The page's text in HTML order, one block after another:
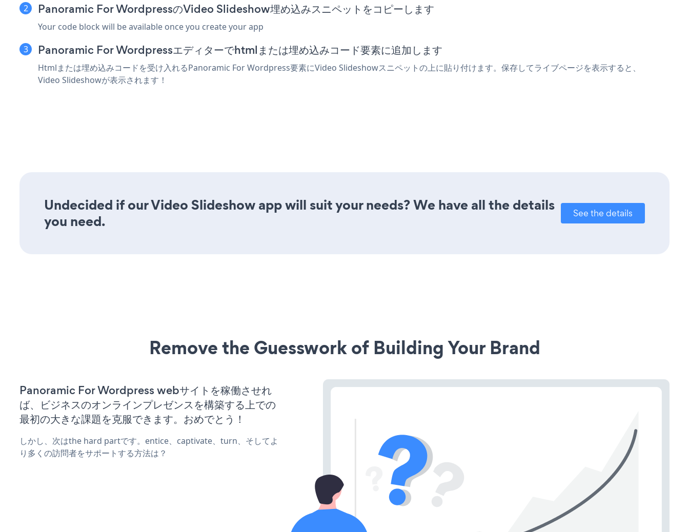
Panoramic For WordpressのVideo Slideshow埋め込みスニペットをコピーします
Your code block will be available once you create your app
Panoramic For Wordpressエディターでhtmlまたは埋め込みコード要素に追加します
Htmlまたは埋め込みコードを受け入れるPanoramic For Wordpress要素にVideo Slideshowスニペットの上に貼り付けます。保存してライブページを表示すると、
Video Slideshowが表示されます！
Undecided if our Video Slideshow app will suit your needs? We have all the details
you need.
See the details
Remove the Guesswork of Building Your Brand
Panoramic For Wordpress webサイトを稼働させれ
ば、ビジネスのオンラインプレゼンスを構築する上での
最初の大きな課題を克服できます。おめでとう！
しかし、次はthe hard partです。entice、captivate、turn、そしてよ
り多くの訪問者をサポートする方法は？